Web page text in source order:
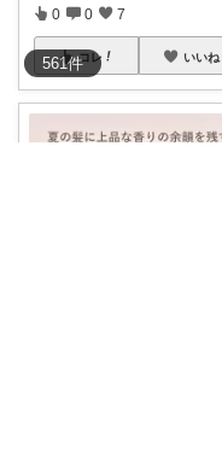
561件
0 0 7
コレ いいね